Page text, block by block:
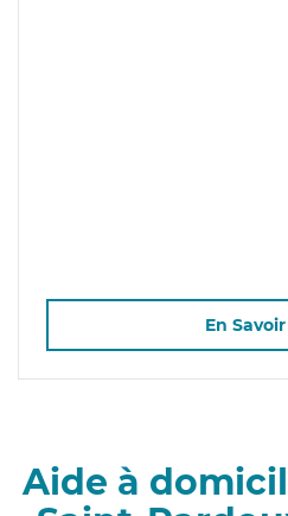
En
Aide à